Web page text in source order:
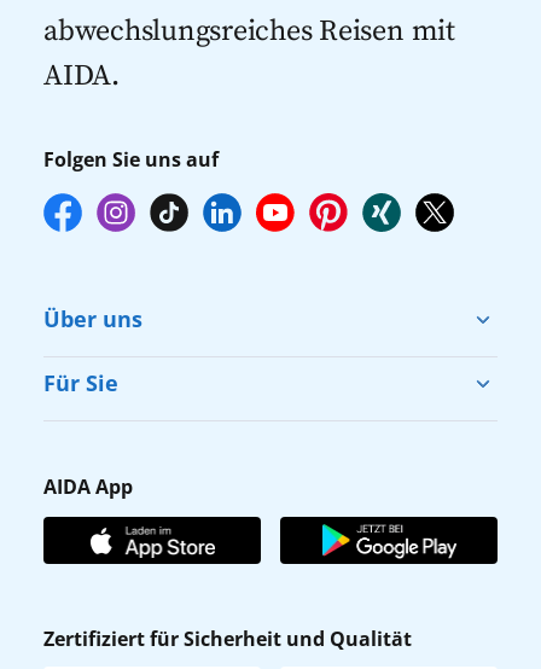
abwechslungsreiches Reisen mit
AIDA.
Folgen Sie uns auf
Über uns
Cruise & Help
Karriere
Affiliateprogramm
Verhaltens- & Ethikkodex
Für Sie
Gästefragebogen
AIDA Club
AIDA App
Zertifiziert für Sicherheit und Qualität